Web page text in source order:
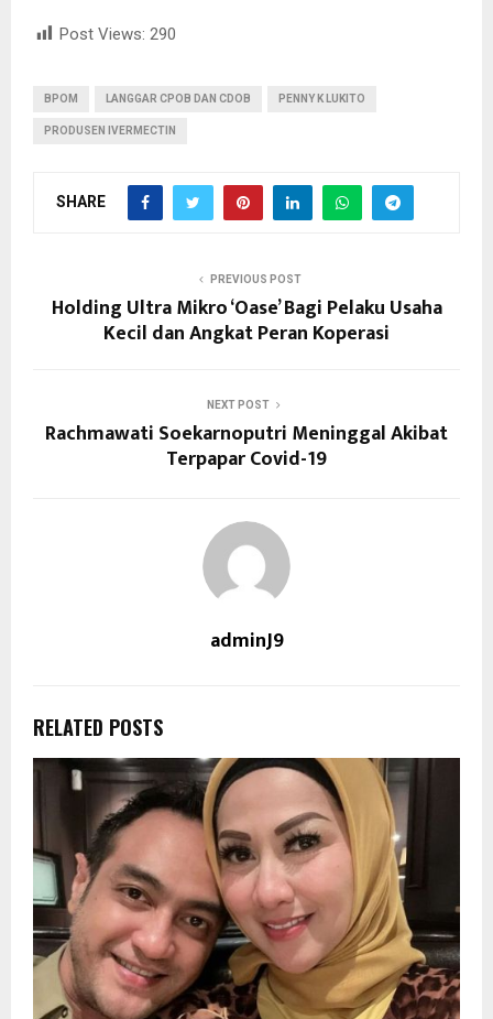
Post Views: 290
BPOM LANGGAR CPOB DAN CDOB PENNY K LUKITO
PRODUSEN IVERMECTIN
SHARE
PREVIOUS POST
Holding Ultra Mikro ‘Oase’ Bagi Pelaku Usaha
Kecil dan Angkat Peran Koperasi
NEXT POST
Rachmawati Soekarnoputri Meninggal Akibat
Terpapar Covid-19
adminJ9
RELATED POSTS